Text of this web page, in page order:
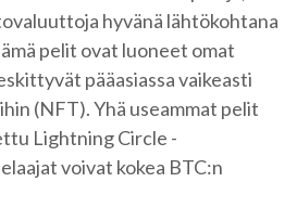
hyvänä lähtökohtana
pelit ovat luoneet omat
pääasiassa vaikeasti
(NFT). Yhä useammat pelit
Lightning Circle -
voivat kokea BTC:n